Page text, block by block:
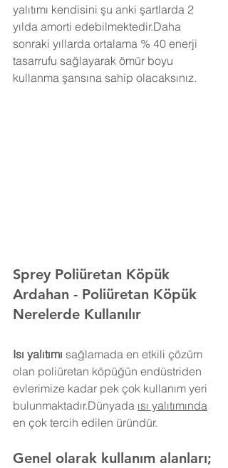
yalıtımı kendisini şu anki şartlarda 2
yılda amorti edebilmektedir.Daha
sonraki yıllarda ortalama % 40 enerji
tasarrufu sağlayarak ömür boyu
kullanma şansına sahip olacaksınız.
Sprey Poliüretan Köpük
Ardahan - Poliüretan Köpük
Nerelerde Kullanılır
Isı yalıtımı sağlamada en etkili çözüm
olan poliüretan köpüğün endüstriden
evlerimize kadar pek çok kullanım yeri
bulunmaktadır.Dünyada ısı yalıtımında
en çok tercih edilen üründür.
Genel olarak kullanım alanları;